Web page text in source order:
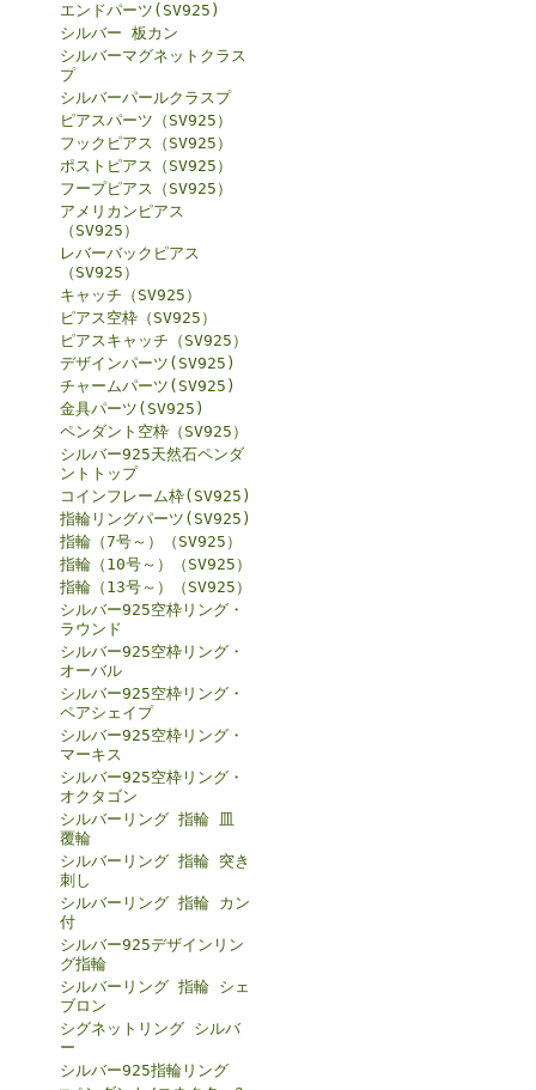
エンドパーツ(SV925)
シルバー 板カン
シルバーマグネットクラス
プ
シルバーパールクラスプ
ピアスパーツ（SV925）
フックピアス（SV925）
ポストピアス（SV925）
フープピアス（SV925）
アメリカンピアス
（SV925）
レバーバックピアス
（SV925）
キャッチ（SV925）
ピアス空枠（SV925）
ピアスキャッチ（SV925）
デザインパーツ(SV925)
チャームパーツ(SV925)
金具パーツ(SV925)
ペンダント空枠（SV925）
シルバー925天然石ペンダ
ントトップ
コインフレーム枠(SV925)
指輪リングパーツ(SV925)
指輪（7号～）（SV925）
指輪（10号～）（SV925）
指輪（13号～）（SV925）
シルバー925空枠リング・
ラウンド
シルバー925空枠リング・
オーバル
シルバー925空枠リング・
ペアシェイプ
シルバー925空枠リング・
マーキス
シルバー925空枠リング・
オクタゴン
シルバーリング 指輪 皿
覆輪
シルバーリング 指輪 突き
刺し
シルバーリング 指輪 カン
付
シルバー925デザインリン
グ指輪
シルバーリング 指輪 シェ
ブロン
シグネットリング シルバ
ー
シルバー925指輪リング